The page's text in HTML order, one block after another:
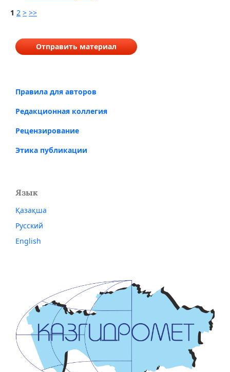
1 2 > >>
Отправить материал
Правила для авторов
Редакционная коллегия
Рецензирование
Этика публикации
Язык
Қазақша
Русский
English